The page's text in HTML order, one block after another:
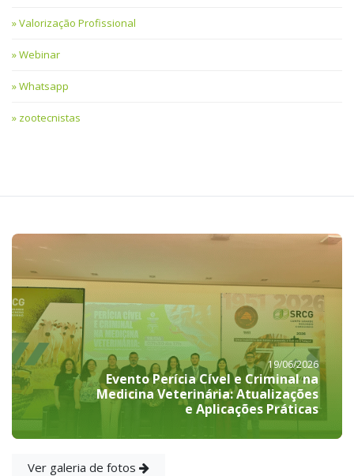
Valorização Profissional
Webinar
Whatsapp
zootecnistas
19/06/2026
Evento Perícia Cível e Criminal na
Medicina Veterinária: Atualizações
e Aplicações Práticas
Ver galeria de fotos